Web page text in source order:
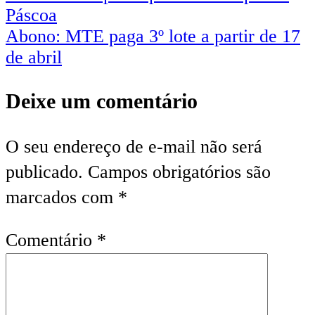
de
Post
Páscoa
Abono: MTE paga 3º lote a partir de 17
de abril
Deixe um comentário
O seu endereço de e-mail não será
publicado. Campos obrigatórios são
marcados com *
Comentário *